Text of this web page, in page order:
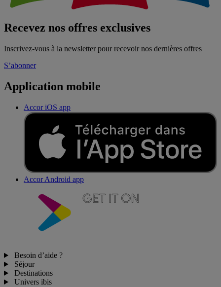
Recevez nos offres exclusives
Inscrivez-vous à la newsletter pour recevoir nos dernières offres
S’abonner
Application mobile
Accor iOS app
Accor Android app
Besoin d’aide ?
Séjour
Destinations
Univers ibis